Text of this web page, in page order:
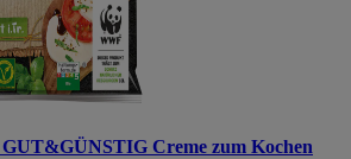
GUT&GÜNSTIG Creme zum Kochen